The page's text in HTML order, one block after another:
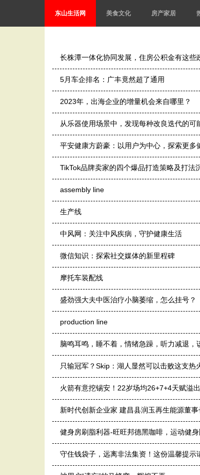
东山生活网 美食文化 房产家居
长株潭一体化协同发展，住房公积金有这些
5月车企排名：广丰竟然超了通用
2023年，出海企业的增量机会来自哪里？
从乐器使用场景中，发现每种改良迭代的可
平安健康方蔚豪：以用户为中心，探索更多
TikTok品牌卖家的四个爆品打造策略及打法
assembly line
生产线
中风网：关注中风疾病，守护健康生活
微信知识：探索社交媒体的新里程碑
摩托车装配线
盛劲强大夫中医治疗小脑萎缩，怎么挂号？
production line
脑鸣耳鸣，睡不着，情绪急躁，听力减退，
只输冠军？Skip：湖人显然可以击败这支热
火箭有意挖锡安！22岁场均26+7+4天赋溢
新时代创新企业家 建昌县润玉再生能源董
健身房刷脂利器-旺旺邦德黑咖啡，运动健
守住钱袋子，远离非法集资！这份温馨提示